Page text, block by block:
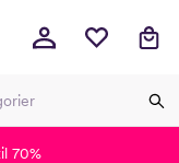
70%